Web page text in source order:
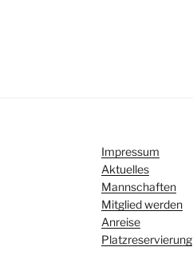
Impressum
Aktuelles
Mannschaften
Mitglied werden
Anreise
Platzreservierung